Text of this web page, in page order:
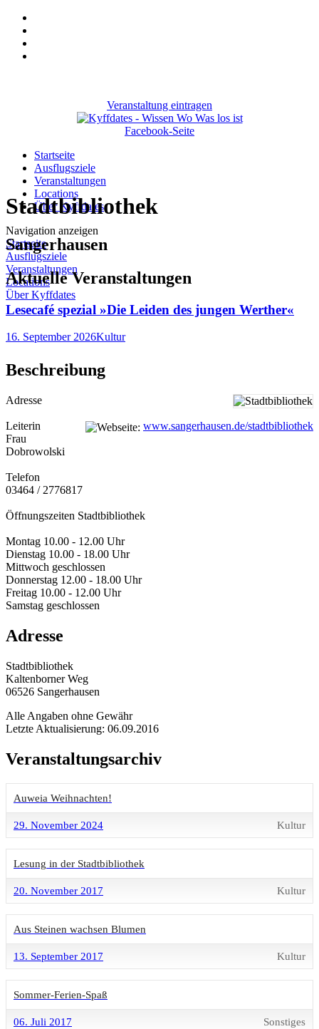
Veranstaltung eintragen
Facebook-Seite
Startseite
Ausflugsziele
Veranstaltungen
Locations
Über Kyffdates
Navigation anzeigen
Startseite
Ausflugsziele
Veranstaltungen
Locations
Über Kyffdates
Stadtbibliothek
Sangerhausen
Aktuelle Veranstaltungen
Lesecafé spezial »Die Leiden des jungen Werther«
16. September 2026Kultur
Beschreibung
www.sangerhausen.de/stadtbibliothek
Adresse
Leiterin
Frau
Dobrowolski
Telefon
03464 / 2776817
Öffnungszeiten Stadtbibliothek
Montag 10.00 - 12.00 Uhr
Dienstag 10.00 - 18.00 Uhr
Mittwoch geschlossen
Donnerstag 12.00 - 18.00 Uhr
Freitag 10.00 - 12.00 Uhr
Samstag geschlossen
Adresse
Stadtbibliothek
Kaltenborner Weg
06526 Sangerhausen
Alle Angaben ohne Gewähr
Letzte Aktualisierung: 06.09.2016
Veranstaltungsarchiv
Auweia Weihnachten!
29. November 2024 Kultur
Lesung in der Stadtbibliothek
20. November 2017 Kultur
Aus Steinen wachsen Blumen
13. September 2017 Kultur
Sommer-Ferien-Spaß
06. Juli 2017 Sonstiges